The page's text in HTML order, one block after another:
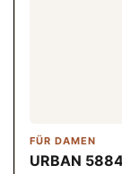
FÜR DAMEN
URBAN